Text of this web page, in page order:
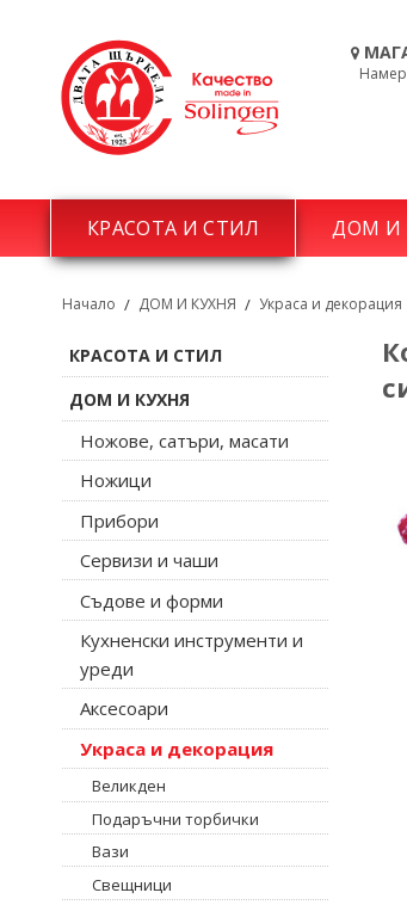
КРАСОТА И СТИЛ ДОМ И
Начало / ДОМ И КУХНЯ / Украса и декорация
КРАСОТА И СТИЛ
ДОМ И КУХНЯ
Ножове, сатъри, масати
Ножици
Прибори
Сервизи и чаши
Съдове и форми
Кухненски инструменти и
уреди
Аксесоари
Украса и декорация
Великден
Подаръчни торбички
Вази
Свещници